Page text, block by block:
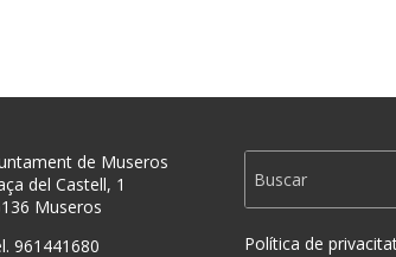
de Museros
del Castell, 1
Museros
961441680
Política de